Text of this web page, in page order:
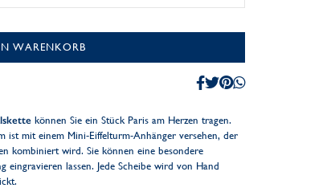
WARENKORB
können Sie ein Stück Paris am Herzen tragen.
ist mit einem Mini-Eiffelturm-Anhänger versehen, der
kombiniert wird. Sie können eine besondere
lassen. Jede Scheibe wird von Hand